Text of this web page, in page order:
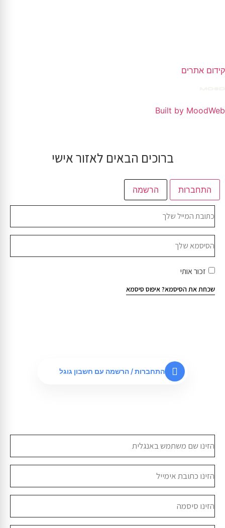
קידום אתרים
Built by MoodWeb
ברוכים הבאים לאזור אישי
התחברות הרשמה
זכור אותי
שכחת את הסיסמא?איפוס סיסמא
התחברות / הרשמה עם חשבון גוגל